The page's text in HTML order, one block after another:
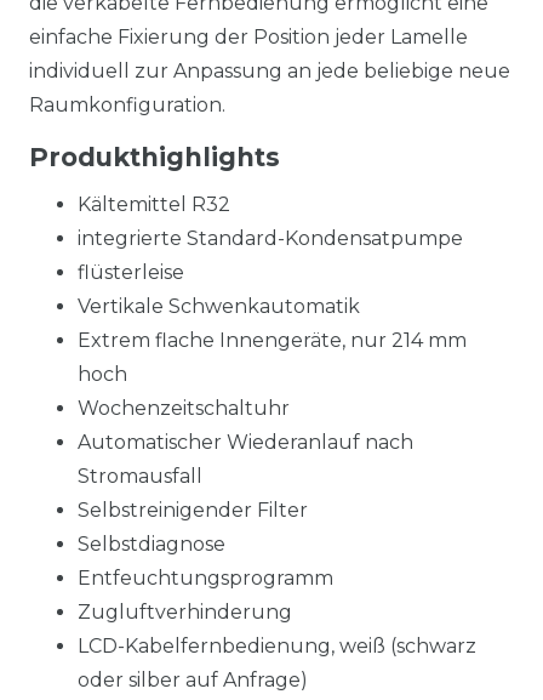
einfache Fixierung der Position jeder Lamelle
individuell zur Anpassung an jede beliebige neue
Raumkonfiguration.
Produkthighlights
Kältemittel R32
integrierte Standard-Kondensatpumpe
flüsterleise
Vertikale Schwenkautomatik
Extrem flache Innengeräte, nur 214 mm
hoch
Wochenzeitschaltuhr
Automatischer Wiederanlauf nach
Stromausfall
Selbstreinigender Filter
Selbstdiagnose
Entfeuchtungsprogramm
Zugluftverhinderung
LCD-Kabelfernbedienung, weiß (schwarz
oder silber auf Anfrage)